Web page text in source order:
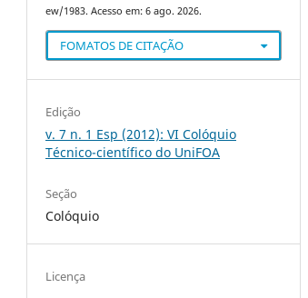
ew/1983. Acesso em: 6 ago. 2026.
FOMATOS DE CITAÇÃO
Edição
v. 7 n. 1 Esp (2012): VI Colóquio
Técnico-científico do UniFOA
Seção
Colóquio
Licença